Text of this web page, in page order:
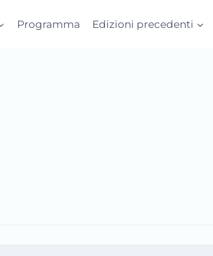
Programma Edizioni precedenti